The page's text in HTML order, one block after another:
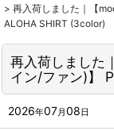
> 再入荷しました｜【
ALOHA SHIRT (3color)
再入荷しました
イン/ファン)】
2026年07月08日